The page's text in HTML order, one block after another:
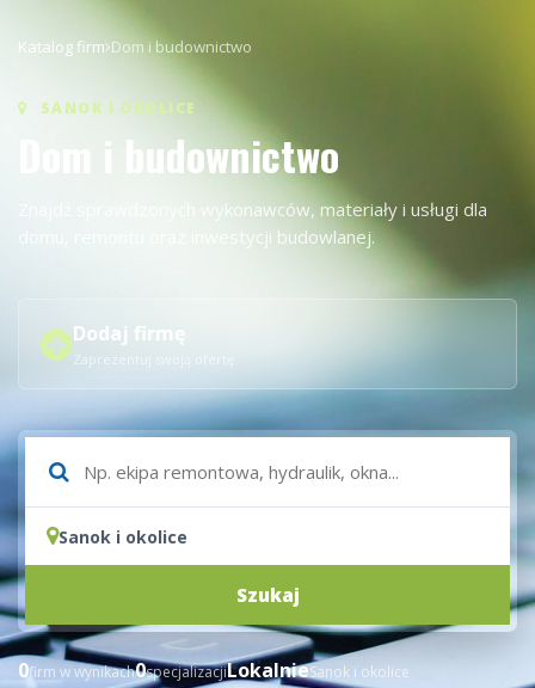
Katalog firm Dom i budownictwo
SANOK I OKOLICE
Dom i budownictwo
Znajdź sprawdzonych wykonawców, materiały i usługi dla
domu, remontu oraz inwestycji budowlanej.
Dodaj firmę
Zaprezentuj swoją ofertę
Czego szukasz?
Sanok i okolice
Szukaj
0firm w wynikach0specjalizacjiLokalnieSanok i okolice